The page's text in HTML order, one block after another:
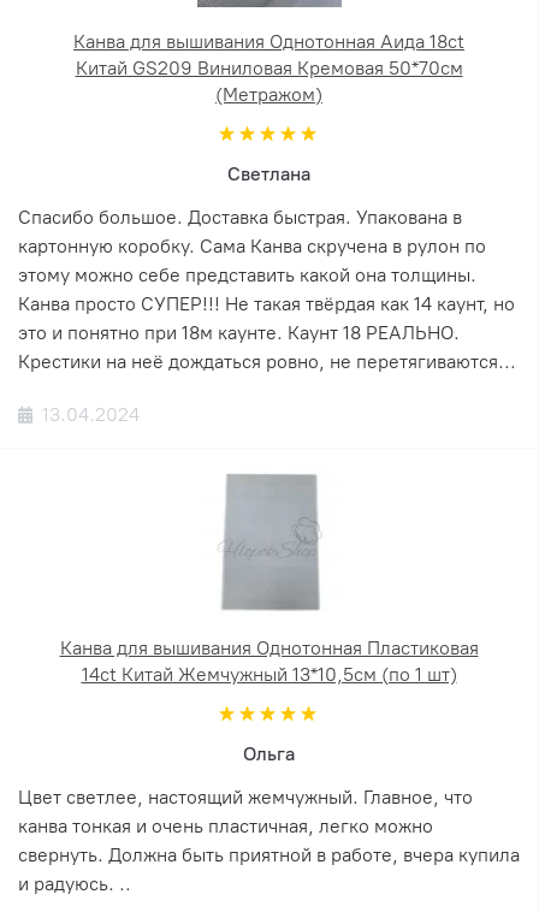
Канва для вышивания Однотонная Аида 18ct
Китай GS209 Виниловая Кремовая 50*70см
(Метражом)
Светлана
Спасибо большое. Доставка быстрая. Упакована в
картонную коробку. Сама Канва скручена в рулон по
этому можно себе представить какой она толщины.
Канва просто СУПЕР!!! Не такая твёрдая как 14 каунт, но
это и понятно при 18м каунте. Каунт 18 РЕАЛЬНО.
Крестики на неё дождаться ровно, не перетягиваются...
13.04.2024
Канва для вышивания Однотонная Пластиковая
14ct Китай Жемчужный 13*10,5см (по 1 шт)
Ольга
Цвет светлее, настоящий жемчужный. Главное, что
канва тонкая и очень пластичная, легко можно
свернуть. Должна быть приятной в работе, вчера купила
и радуюсь. ..